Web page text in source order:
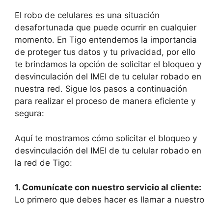
El robo de celulares es una situación
⁢desafortunada que puede ocurrir en cualquier
momento. En Tigo ⁣entendemos la importancia
de proteger tus datos y tu privacidad, por ⁤ello
te brindamos‍ la opción ​de⁣ solicitar el bloqueo‌ y
desvinculación del IMEI ‍de tu celular robado en
⁤nuestra​ red. ‍Sigue los pasos a continuación
para​ realizar el proceso ⁣de manera ⁢eficiente y
segura:
Aquí te mostramos cómo ⁤solicitar el bloqueo‌ y
desvinculación del ‌IMEI ⁢de‍ tu celular robado en
la red de ⁣Tigo:
1. Comunícate con nuestro ‌servicio al cliente:
Lo primero que debes hacer es llamar a nuestro